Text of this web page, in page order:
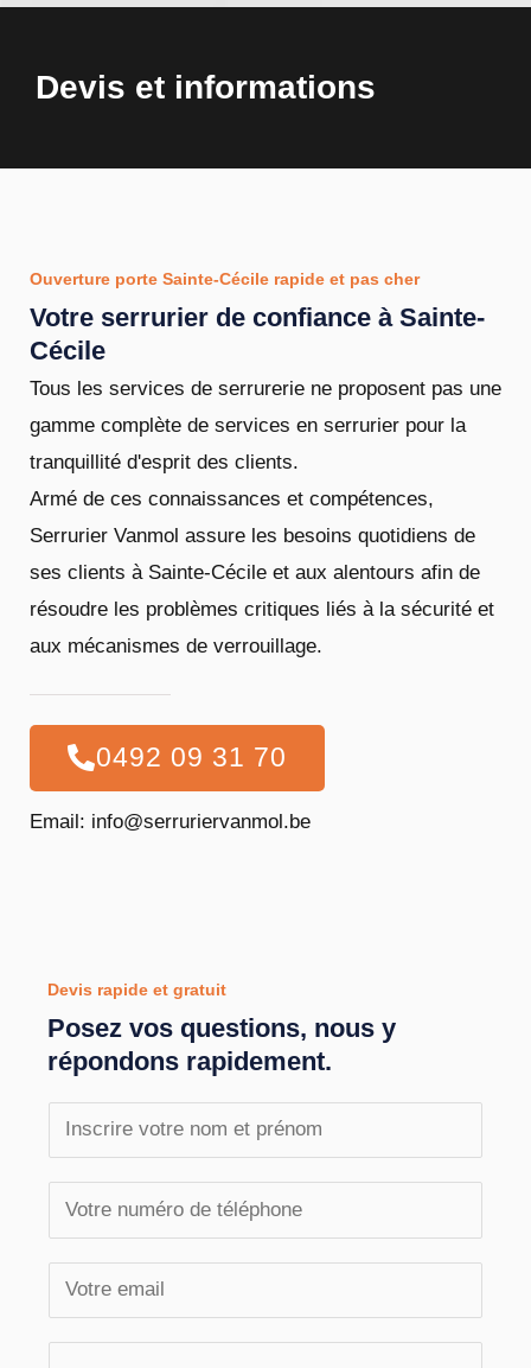
Devis et informations
Ouverture porte Sainte-Cécile rapide et pas cher
Votre serrurier de confiance à Sainte-
Cécile
Tous les services de serrurerie ne proposent pas une
gamme complète de services en serrurier pour la
tranquillité d'esprit des clients.
Armé de ces connaissances et compétences,
Serrurier Vanmol assure les besoins quotidiens de
ses clients à Sainte-Cécile et aux alentours afin de
résoudre les problèmes critiques liés à la sécurité et
aux mécanismes de verrouillage.
0492 09 31 70
Email: info@serruriervanmol.be
Devis rapide et gratuit
Posez vos questions, nous y
répondons rapidement.
o
t
r
é
p
m